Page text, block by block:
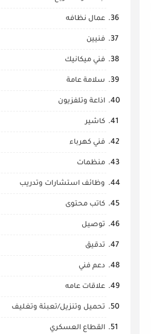
عمال نظافه
فنيين
فني ميكانيك
سلامة عامة
اذاعة وتلفزيون
كاشير
فني كهرباء
منظمات
وظائف استشارات وتدريب
كاتب محتوى
توصيل
تدقيق
دعم فني
علاقات عامه
تحميل وتنزيل/تعبئة وتغليف
القطاع العسكري